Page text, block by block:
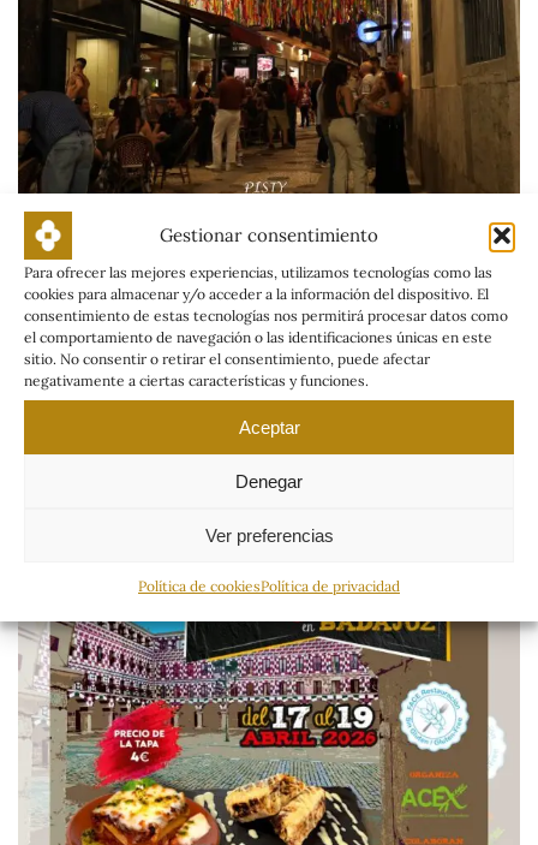
Gestionar consentimiento
Para ofrecer las mejores experiencias, utilizamos tecnologías como las
cookies para almacenar y/o acceder a la información del dispositivo. El
consentimiento de estas tecnologías nos permitirá procesar datos como
el comportamiento de navegación o las identificaciones únicas en este
sitio. No consentir o retirar el consentimiento, puede afectar
negativamente a ciertas características y funciones.
Aceptar
Denegar
Ver preferencias
Política de cookiesPolítica de privacidad
La Fiesta LAS PALOMAS triunfa durante
Los Palomos 2026 en Badajoz